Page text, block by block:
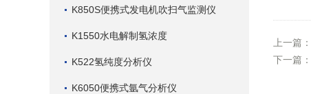
K850S便携式发电机吹扫气监测仪
K1550水电解制氢浓度
K522氢纯度分析仪
K6050便携式氩气分析仪
上一篇：
下一篇：